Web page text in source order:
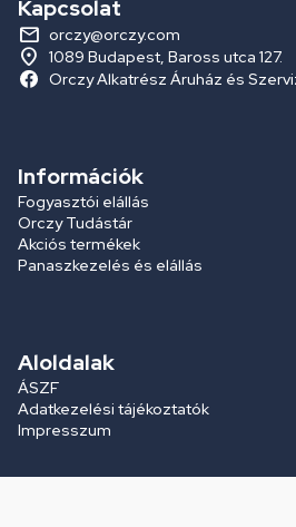
Kapcsolat
orczy@orczy.com
1089 Budapest, Baross utca 127.
Orczy Alkatrész Áruház és
Információk
Fogyasztói elállás
Orczy Tudástár
Akciós termékek
Panaszkezelés és elállás
Aloldalak
ÁSZF
Adatkezelési tájékoztatók
Impresszum